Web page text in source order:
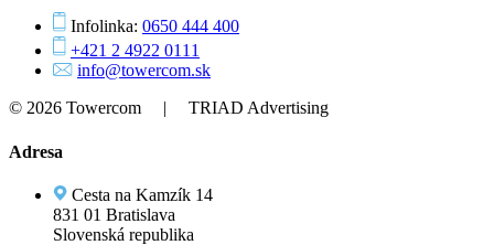
Infolinka: 0650 444 400
+421 2 4922 0111
info@towercom.sk
© 2026 Towercom | TRIAD Advertising
Adresa
Cesta na Kamzík 14
831 01 Bratislava
Slovenská republika